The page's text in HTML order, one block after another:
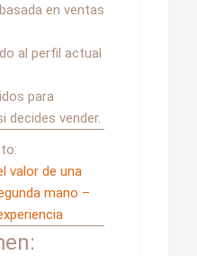
en ventas
al perfil actual
para
decides vender.
valor de una
mano –